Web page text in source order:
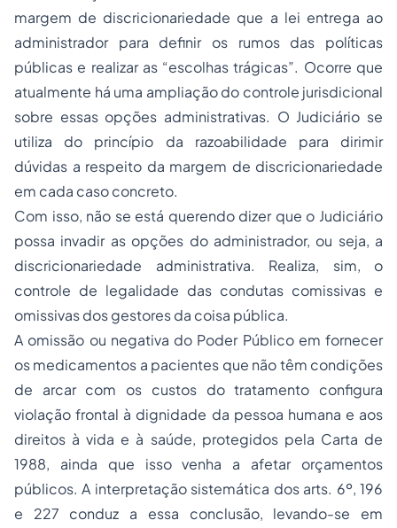
margem de discricionariedade que a lei entrega ao
administrador para definir os rumos das políticas
públicas e realizar as “escolhas trágicas”. Ocorre que
atualmente há uma ampliação do controle jurisdicional
sobre essas opções administrativas. O Judiciário se
utiliza do princípio da razoabilidade para dirimir
dúvidas a respeito da margem de discricionariedade
em cada caso concreto.
Com isso, não se está querendo dizer que o Judiciário
possa invadir as opções do administrador, ou seja, a
discricionariedade administrativa. Realiza, sim, o
controle de legalidade das condutas comissivas e
omissivas dos gestores da coisa pública.
A omissão ou negativa do Poder Público em fornecer
os medicamentos a pacientes que não têm condições
de arcar com os custos do tratamento configura
violação frontal à dignidade da pessoa humana e aos
direitos à vida e à saúde, protegidos pela Carta de
1988, ainda que isso venha a afetar orçamentos
públicos. A interpretação sistemática dos arts. 6º, 196
e 227 conduz a essa conclusão, levando-se em